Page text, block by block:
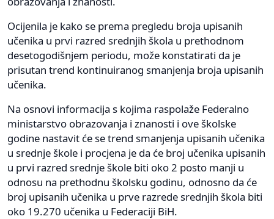
Ocijenila je kako se prema pregledu broja upisanih
učenika u prvi razred srednjih škola u prethodnom
desetogodišnjem periodu, može konstatirati da je
prisutan trend kontinuiranog smanjenja broja upisanih
učenika.
Na osnovi informacija s kojima raspolaže Federalno
ministarstvo obrazovanja i znanosti i ove školske
godine nastavit će se trend smanjenja upisanih učenika
u srednje škole i procjena je da će broj učenika upisanih
u prvi razred srednje škole biti oko 2 posto manji u
odnosu na prethodnu školsku godinu, odnosno da će
broj upisanih učenika u prve razrede srednjih škola biti
oko 19.270 učenika u Federaciji BiH.